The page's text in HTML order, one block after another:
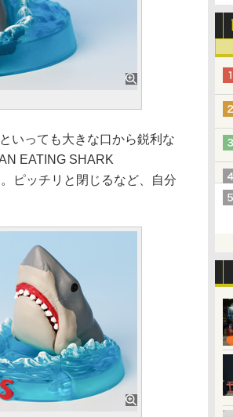
いっても大きな口から鋭利な
EATING SHARK
ピッチリと閉じるなど、自分